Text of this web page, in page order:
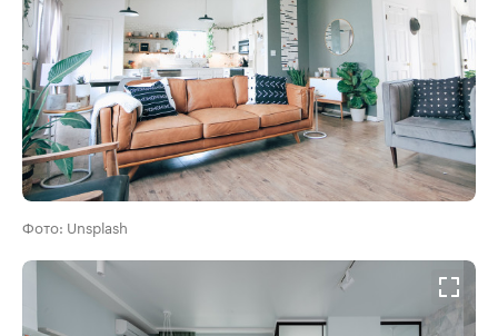
Фото: Unsplash